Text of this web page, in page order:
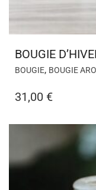
BOUGIE
BOUGIE, BOUGIE
31,00 €